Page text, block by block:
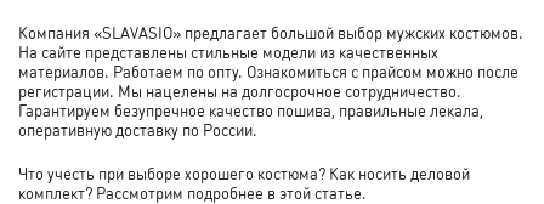
Компания «SLAVASIO» предлагает большой выбор мужских костюмов.
На сайте представлены стильные модели из качественных
материалов. Работаем по опту. Ознакомиться с прайсом можно после
регистрации. Мы нацелены на долгосрочное сотрудничество.
Гарантируем безупречное качество пошива, правильные лекала,
оперативную доставку по России.
Что учесть при выборе хорошего костюма? Как носить деловой
комплект? Рассмотрим подробнее в этой статье.